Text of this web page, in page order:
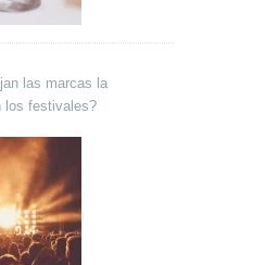
las marcas la
los festivales?